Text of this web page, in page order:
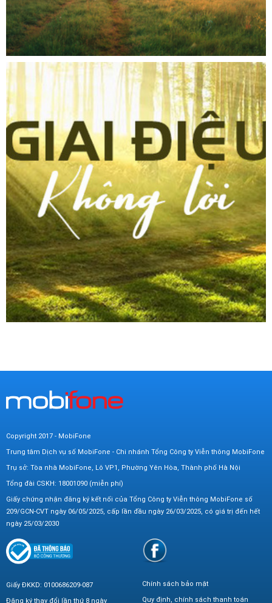
Copyright 2017 - MobiFone
Trung tâm Dịch vụ số MobiFone - Chi nhánh Tổng Công ty Viễn thông MobiFone
Trụ sở: Tòa nhà MobiFone, Lô VP1, Phường Yên Hòa, Thành phố Hà Nội
Tổng đài CSKH: 18001090 (miễn phí)
Giấy chứng nhận đăng ký kết nối của Tổng Công ty Viễn thông MobiFone số
209/GCN-CVT ngày 06/05/2025, cấp lần đầu ngày 26/03/2025, có giá trị đến hết
ngày 25/03/2030
Giấy ĐKKD: 0100686209-087
Đăng ký thay đổi lần thứ 8 ngày
Chính sách bảo mật
Quy định, chính sách thanh toán